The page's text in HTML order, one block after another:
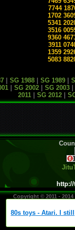
7744
1702
5341
3516
9360
3911
1359
5083
| SG 1988| SG 1989|
SG 2002 SG 2003
2011| SG 2012|
Jitu
Copyright © 2011 - 2014
80s toys - Atari. I still